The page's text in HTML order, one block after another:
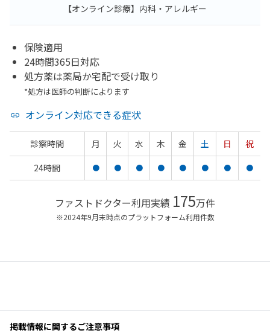
【オンライン診療】内科・アレルギー
保険適用
24時間365日対応
処方薬は薬局か宅配で受け取り
*処方は医師の判断によります
オンライン対応できる症状
診察時間 月 火 水 木 金 土 日
祝
24時間
● ● ● ● ● ● ● ●
ファストドクター利用実績 175万件
※2024年9月末時点のプラットフォーム利用件数
掲載情報に関するご注意事項